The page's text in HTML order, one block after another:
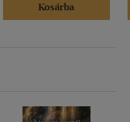
Kosárba